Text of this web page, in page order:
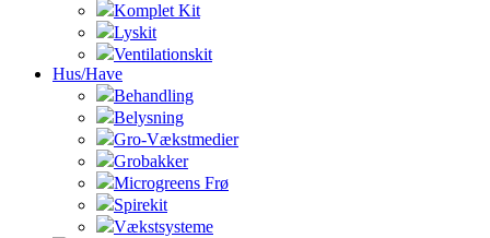
Komplet Kit
Lyskit
Ventilationskit
Hus/Have
Behandling
Belysning
Gro-Vækstmedier
Grobakker
Microgreens Frø
Spirekit
Vækstsysteme